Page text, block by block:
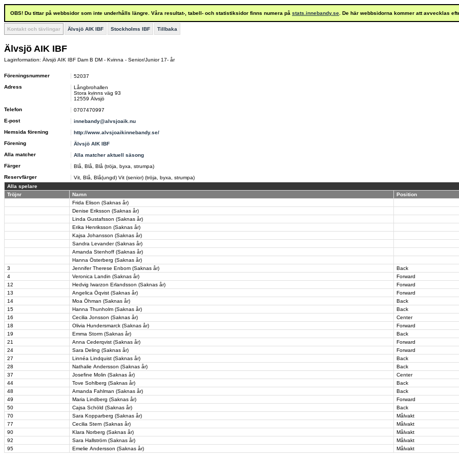
OBS! Du tittar på webbsidor som inte underhålls längre. Våra resultat-, tabell- och statistiksidor finns numera på stats.innebandy.se . De här webbsidorna kommer att avvecklas
Kontakt och tävlingar Älvsjö AIK IBF Stockholms IBF Tillbaka
Älvsjö AIK IBF
Laginformation: Älvsjö AIK IBF Dam B DM - Kvinna - Senior/Junior 17- år
Föreningsnummer
52037
Adress
Långbrohallen
Stora kvinns väg 93
12559 Älvsjö
Telefon
0707470997
E-post
innebandy@alvsjoaik.nu
Hemsida förening
http://www.alvsjoaikinnebandy.se/
Förening
Älvsjö AIK IBF
Alla matcher
Alla matcher aktuell säsong
Färger
Blå, Blå, Blå (tröja, byxa, strumpa)
Reservfärger
Vit, Blå, Blå(ungd) Vit (senior) (tröja, byxa, strumpa)
Alla spelare
Tröjnr
Namn
Position
Frida Elison (Saknas år)
Denise Eriksson (Saknas år)
Linda Gustafsson (Saknas år)
Erika Henriksson (Saknas år)
Kajsa Johansson (Saknas år)
Sandra Levander (Saknas år)
Amanda Stenhoff (Saknas år)
Hanna Österberg (Saknas år)
3
Jennifer Therese Enbom (Saknas år)
Back
4
Veronica Landin (Saknas år)
Forward
12
Hedvig Iwarzon Erlandsson (Saknas år)
Forward
13
Angelica Öqvist (Saknas år)
Forward
14
Moa Öhman (Saknas år)
Back
15
Hanna Thunholm (Saknas år)
Back
16
Cecilia Jonsson (Saknas år)
Center
18
Olivia Hundersmarck (Saknas år)
Forward
19
Emma Storm (Saknas år)
Back
21
Anna Cederqvist (Saknas år)
Forward
24
Sara Deling (Saknas år)
Forward
27
Linnéa Lindquist (Saknas år)
Back
28
Nathalie Andersson (Saknas år)
Back
37
Josefine Molin (Saknas år)
Center
44
Tove Sohlberg (Saknas år)
Back
48
Amanda Fahlman (Saknas år)
Back
49
Maria Lindberg (Saknas år)
Forward
50
Cajsa Schöld (Saknas år)
Back
70
Sara Kopparberg (Saknas år)
Målvakt
77
Cecilia Stern (Saknas år)
Målvakt
90
Klara Norberg (Saknas år)
Målvakt
92
Sara Hallström (Saknas år)
Målvakt
95
Emelie Andersson (Saknas år) Målvakt